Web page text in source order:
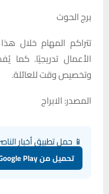
برج الحوت
تتراكم المهام خلال
الأعمال تدريجيًا. كما
وتخصيص وقت للعائلة.
المصدر: الابراج
📱 حمل تطبيق أخبار
تحميل من Google Play